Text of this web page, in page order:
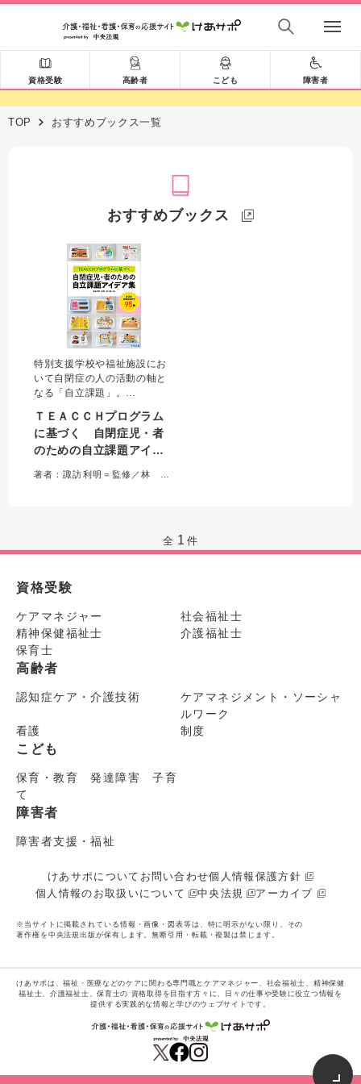
資格受験 高齢者 こども 障害者
TOP おすすめブックス一覧
おすすめブックス
特別支援学校や福祉施設にお
いて自閉症の人の活動の軸と
なる「自立課題」。
ムに基づいて、身近で手軽な
素材を使った作り方を紹介。
さらに、日常生活での活用方
数多くのアイデアを紹介する
ＴＥＡＣＣＨプログラム
に基づく 自閉症児・者
のための自立課題アイデ
９５例
全 1 件
資格受験
ケアマネジャー
社会福祉士
精神保健福祉士
介護福祉士
保育士
高齢者
認知症ケア・介護技術
ケアマネジメント・ソーシャ
ルワーク
看護
制度
こども
保育・教育 発達障害 子育
て
障害者
障害者支援・福祉
けあサポについて お問い合わせ個人情報保護方針
個人情報のお取扱いについて
中央法規 アーカイブ
※当サイトに掲載されている情報・画像・図表等は、特に明示がない限り、その
著作権を中央法規出版が保有します。無断引用・転載・複製は禁じます。
けあサポは、福祉・医療などのケアに関わる専門職とケアマネジャー、社会福祉士、精神保健
福祉士、介護福祉士、保育士の 資格取得を目指す方々に、日々の仕事や受験に役立つ情報を
提供する実践的な情報と学びのウェブサイトです。